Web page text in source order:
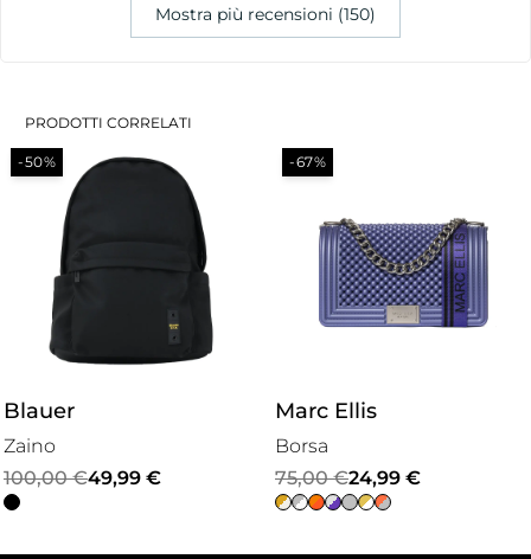
Mostra più recensioni (150)
PRODOTTI CORRELATI
-50%
Blauer
Zaino
100,00€
Il
prezzo
49,99 €
Il
prezzo
-67%
Marc Ellis
Borsa
75,00€
Il
prezzo
24,99 €
Il
prezzo